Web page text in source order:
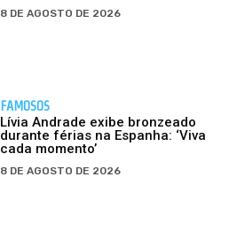
8 DE AGOSTO DE 2026
FAMOSOS
Lívia Andrade exibe bronzeado
durante férias na Espanha: ‘Viva
cada momento’
8 DE AGOSTO DE 2026